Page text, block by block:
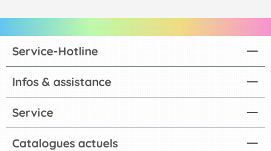
Catalogues actuels
Service-Hotline
Infos & assistance
Service